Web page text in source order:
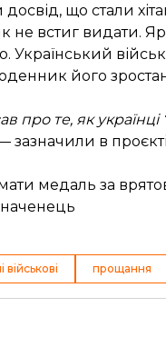
що стали
не встиг видати.
Український
його
про те, як українці
зазначили в
медаль за
військові прощання